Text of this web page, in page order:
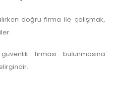
doğru firma ile çalışmak,
firması bulunmasına